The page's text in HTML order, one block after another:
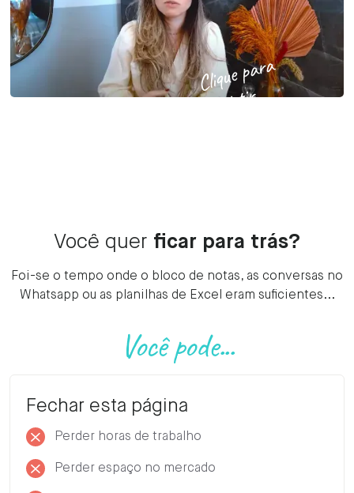
Clique para
assistir
Você quer ficar para trás?
Foi-se o tempo onde o bloco de notas, as conversas no
Whatsapp ou as planilhas de Excel eram suficientes...
Você pode...
Fechar esta página
Perder horas de trabalho
Perder espaço no mercado